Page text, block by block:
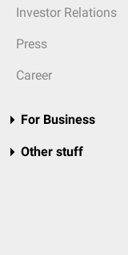
Investor Relations
Press
Career
For Business
Other stuff